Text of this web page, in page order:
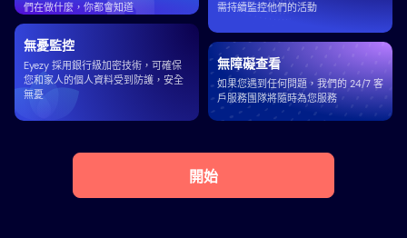
無憂監控
Eyezy 採用銀行級加密技術，可確保
您和家人的個人資料受到防護，安全
無憂
們在做什麼，你都會知道
需持續監控他們的活動
無障礙查看
如果您遇到任何問題，我們的 24/7 客
戶服務團隊將隨時為您服務
開始